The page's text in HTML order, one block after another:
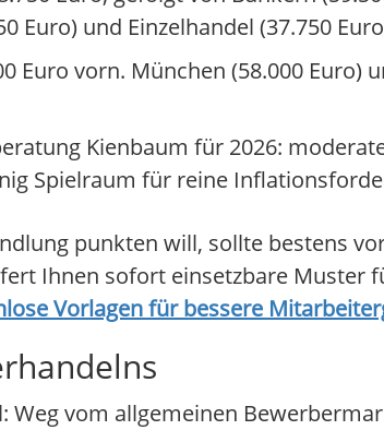
Euro) und Einzelhandel (37.750
Euro vorn. München (58.000 Euro)
Kienbaum für 2026:
Spielraum für reine
punkten will, sollte bestens
Ihnen sofort einsetzbare Muster
Vorlagen für bessere
Weg vom allgemeinen